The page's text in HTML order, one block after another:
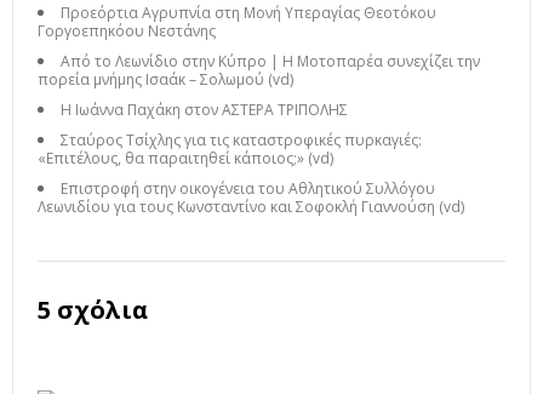
Προεόρτια Αγρυπνία στη Μονή Υπεραγίας Θεοτόκου
Γοργοεπηκόου Νεστάνης
Από το Λεωνίδιο στην Κύπρο | Η Μοτοπαρέα συνεχίζει την
πορεία μνήμης Ισαάκ – Σολωμού (vd)
Η Ιωάννα Παχάκη στον ΑΣΤΕΡΑ ΤΡΙΠΟΛΗΣ
Σταύρος Τσίχλης για τις καταστροφικές πυρκαγιές:
«Επιτέλους, θα παραιτηθεί κάποιος;» (vd)
Επιστροφή στην οικογένεια του Αθλητικού Συλλόγου
Λεωνιδίου για τους Κωνσταντίνο και Σοφοκλή Γιαννούση (vd)
5 σχόλια